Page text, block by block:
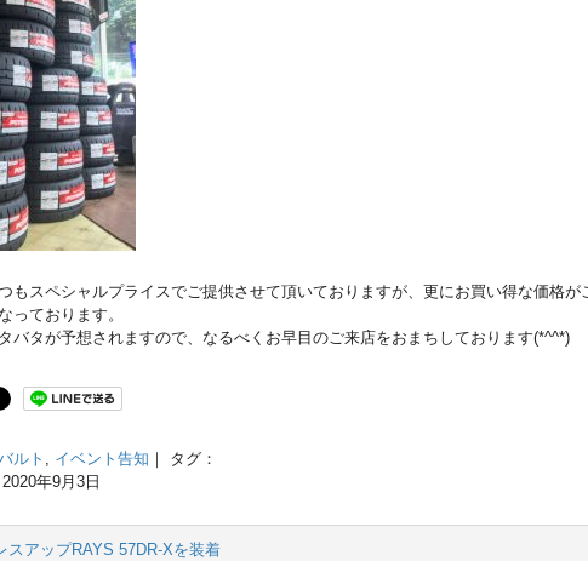
もスペシャルプライスでご提供させて頂いておりますが、更にお買い得な価格が
っております。
バタが予想されますので、なるべくお早目のご来店をおまちしております(*^^*)
ルト イベント告知 ｜ タグ：
年9月3日
スアップRAYS 57DR-Xを装着